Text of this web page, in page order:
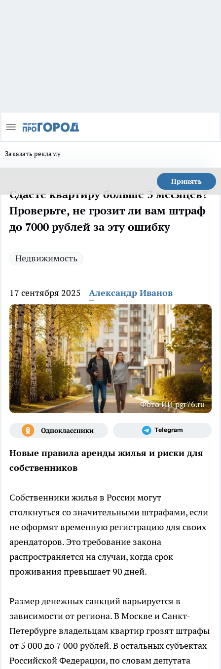
Заказать рекламу
Принять
Сдаете квартиру больше 3 месяцев?
Проверьте, не грозит ли вам штраф
до 7000 рублей за эту ошибку
Недвижимость
17 сентября 2025 Александр Иванов
Фото ИИ pgr76.ru
Новые правила аренды жилья и риски для
собственников
Собственники жилья в России могут
столкнуться со значительными штрафами, если
не оформят временную регистрацию для своих
арендаторов. Это требование закона
распространяется на случаи, когда срок
проживания превышает 90 дней.
Размер денежных санкций варьируется в
зависимости от региона. В Москве и Санкт-
Петербурге владельцам квартир грозят штрафы
от 5 000 до 7 000 рублей. В остальных субъектах
Российской Федерации, по словам депутата